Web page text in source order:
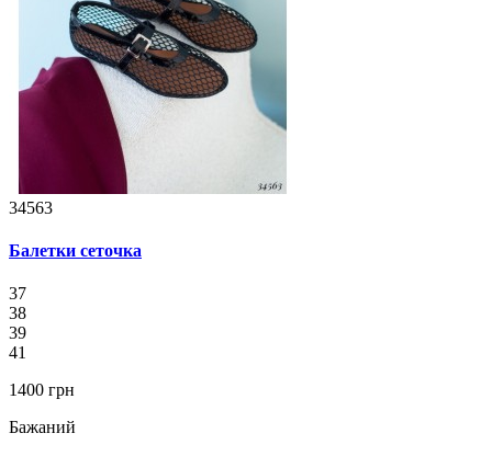
34563
Балетки сеточка
37
38
39
41
1400 грн
Бажаний